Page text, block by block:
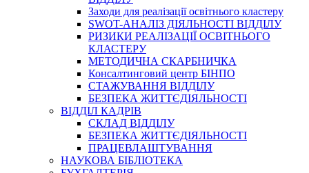
Заходи для реалізації освітнього кластеру
SWOT-АНАЛІЗ ДІЯЛЬНОСТІ ВІДДІЛУ
РИЗИКИ РЕАЛІЗАЦІЇ ОСВІТНЬОГО
КЛАСТЕРУ
МЕТОДИЧНА СКАРБНИЧКА
Консалтинговий центр БІНПО
СТАЖУВАННЯ ВІДДІЛУ
БЕЗПЕКА ЖИТТЄДІЯЛЬНОСТІ
ВІДДІЛ КАДРІВ
СКЛАД ВІДДІЛУ
БЕЗПЕКА ЖИТТЄДІЯЛЬНОСТІ
ПРАЦЕВЛАШТУВАННЯ
НАУКОВА БІБЛІОТЕКА